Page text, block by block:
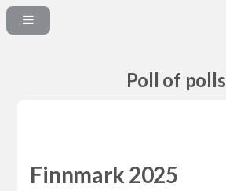
Poll of polls
Finnmark 2025